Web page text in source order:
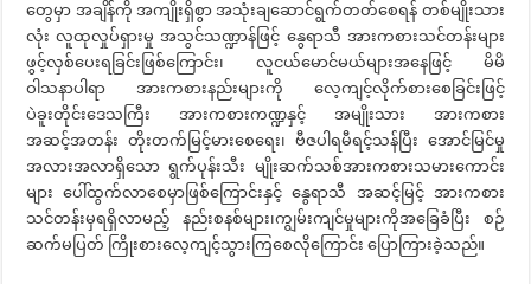
တွေမှာ အချိန်ကို အကျိုးရှိစွာ အသုံးချဆောင်ရွက်တတ်စေရန် တစ်မျိုးသား
လုံး လူထုလှုပ်ရှားမှု အသွင်သဏ္ဍာန်ဖြင့် နွေရာသီ အားကစားသင်တန်းများ
ဖွင့်လှစ်ပေးရခြင်းဖြစ်ကြောင်း၊ လူငယ်မောင်မယ်များအနေဖြင့် မိမိ
ဝါသနာပါရာ အားကစားနည်းများကို လေ့ကျင့်လိုက်စားစေခြင်းဖြင့်
ပဲခူးတိုင်းဒေသကြီး အားကစားကဏ္ဍနှင့် အမျိုးသား အားကစား
အဆင့်အတန်း တိုးတက်မြင့်မားစေရေး၊ ဗီဇပါရမီရင့်သန်ပြီး အောင်မြင်မှု
အလားအလာရှိသော ရွက်ပုန်းသီး မျိုးဆက်သစ်အားကစားသမားကောင်း
များ ပေါ်ထွက်လာစေမှာဖြစ်ကြောင်းနှင့် နွေရာသီ အဆင့်မြင့် အားကစား
သင်တန်းမှရရှိလာမည့် နည်းစနစ်များ၊ကျွမ်းကျင်မှုများကိုအခြေခံပြီး စဉ်
ဆက်မပြတ် ကြိုးစားလေ့ကျင့်သွားကြစေလိုကြောင်း ပြောကြားခဲ့သည်။